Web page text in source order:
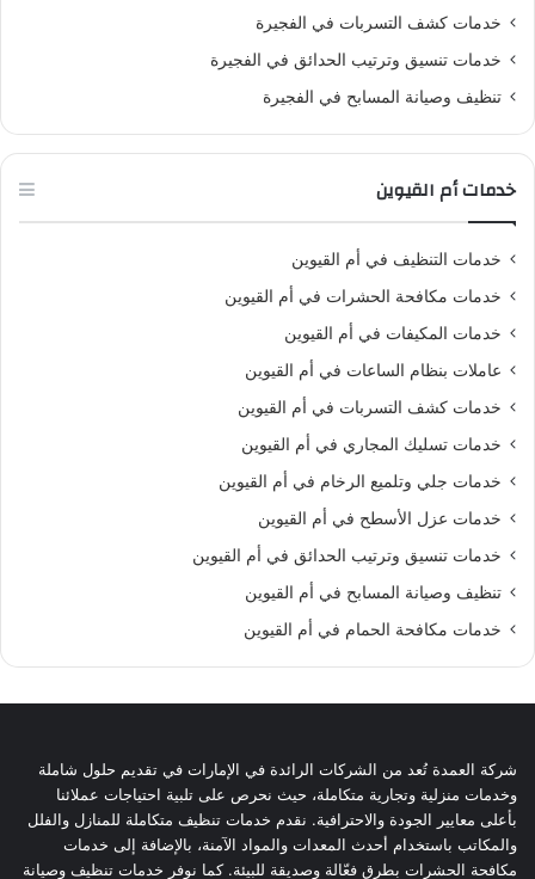
خدمات كشف التسربات في الفجيرة
خدمات تنسيق وترتيب الحدائق في الفجيرة
تنظيف وصيانة المسابح في الفجيرة
خدمات أم القيوين
خدمات التنظيف في أم القيوين
خدمات مكافحة الحشرات في أم القيوين
خدمات المكيفات في أم القيوين
عاملات بنظام الساعات في أم القيوين
خدمات كشف التسربات في أم القيوين
خدمات تسليك المجاري في أم القيوين
خدمات جلي وتلميع الرخام في أم القيوين
خدمات عزل الأسطح في أم القيوين
خدمات تنسيق وترتيب الحدائق في أم القيوين
تنظيف وصيانة المسابح في أم القيوين
خدمات مكافحة الحمام في أم القيوين
شركة العمدة تُعد من الشركات الرائدة في الإمارات في تقديم حلول شاملة
وخدمات منزلية وتجارية متكاملة، حيث نحرص على تلبية احتياجات عملائنا
بأعلى معايير الجودة والاحترافية. نقدم خدمات تنظيف متكاملة للمنازل والفلل
والمكاتب باستخدام أحدث المعدات والمواد الآمنة، بالإضافة إلى خدمات
مكافحة الحشرات بطرق فعّالة وصديقة للبيئة. كما نوفر خدمات تنظيف وصيانة